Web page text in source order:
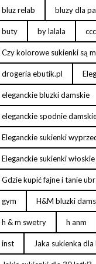
bluz relab bluzy dla
buty by lalala ccc
Czy kolorowe sukienki są
drogeria ebutik.pl
eleganckie bluzki damskie
eleganckie spodnie
Eleganckie sukienki
Eleganckie sukienki włoskie
Gdzie kupić fajne i tanie
gym H&M bluzki
h & m swetry h anm
inst Jaka sukienka